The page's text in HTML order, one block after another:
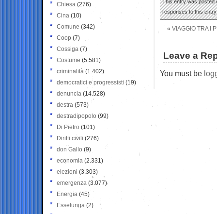
This entry was posted
responses to this
« VIAGGIO TRA I
Leave a
You must be
Chiesa (276)
Cina (10)
Comune (342)
Coop (7)
Cossiga (7)
Costume (5.581)
criminalità (1.402)
democratici e progressisti (19)
denuncia (14.528)
destra (573)
destradipopolo (99)
Di Pietro (101)
Diritti civili (276)
don Gallo (9)
economia (2.331)
elezioni (3.303)
emergenza (3.077)
Energia (45)
Esselunga (2)